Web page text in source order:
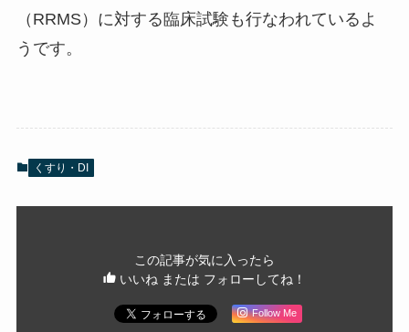
（RRMS）に対する臨床試験も行なわれているよ
うです。
くすり・DI
この記事が気に入ったら
いいね または フォローしてね！
Follow Me